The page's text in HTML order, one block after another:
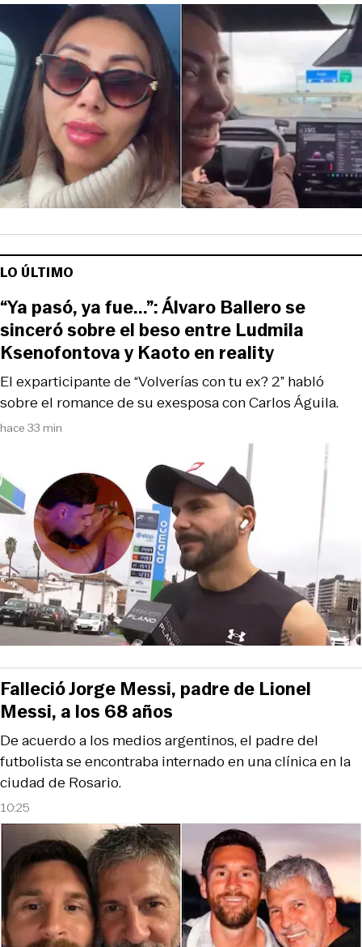
LO ÚLTIMO
hace 33 min
El exparticipante de “Volverías con tu ex? 2” habló
sobre el romance de su exesposa con Carlos Águila.
“Ya pasó, ya fue...”: Álvaro Ballero se
sinceró sobre el beso entre Ludmila
Ksenofontova y Kaoto en reality
10:25
De acuerdo a los medios argentinos, el padre del
futbolista se encontraba internado en una clínica en la
ciudad de Rosario.
Falleció Jorge Messi, padre de Lionel
Messi, a los 68 años